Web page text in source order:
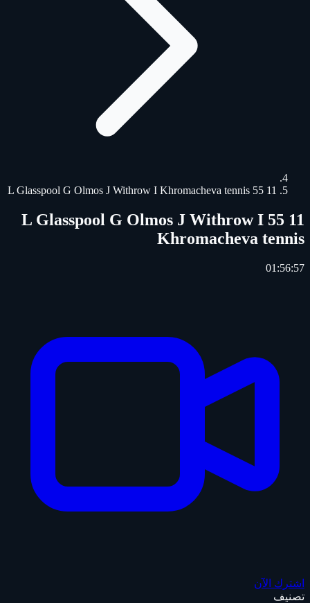
11 55 L Glasspool G Olmos J Withrow I Khromacheva tennis
11 55 L Glasspool G Olmos J Withrow I
Khromacheva tennis
01:56:57
اشترك الآن
تصنيف